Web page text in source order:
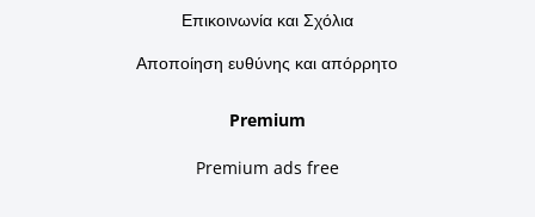
Επικοινωνία και Σχόλια
Αποποίηση ευθύνης και απόρρητο
Premium
Premium ads free